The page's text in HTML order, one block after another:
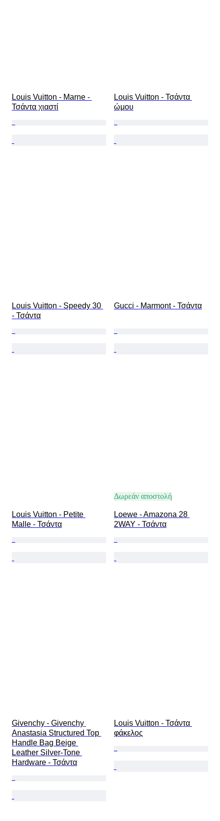
Louis Vuitton - Marne -
Τσάντα χιαστί
Louis Vuitton - Τσάντα
ώμου
Louis Vuitton - Speedy 30
- Τσάντα
Gucci - Marmont - Τσάντα
Louis Vuitton - Petite
Malle - Τσάντα
Δωρεάν αποστολή
Loewe - Amazona 28
2WAY - Τσάντα
Givenchy - Givenchy
Anastasia Structured Top
Handle Bag Beige
Leather Silver-Tone
Hardware - Τσάντα
Louis Vuitton - Τσάντα
φάκελος